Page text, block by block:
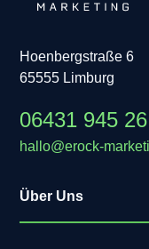
Hoenbergstraße 6
65555 Limburg
06431 945
hallo@erock-
Über Uns